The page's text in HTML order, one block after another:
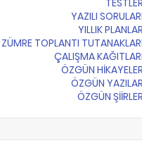
YAZILI
YILLIK
ZÜMRE TOPLANTI
ÇALIŞMA
ÖZGÜN
ÖZGÜN
ÖZGÜN